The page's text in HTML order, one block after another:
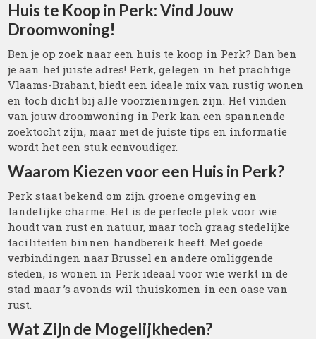
Huis te Koop in Perk: Vind Jouw
Droomwoning!
Ben je op zoek naar een huis te koop in Perk? Dan ben
je aan het juiste adres! Perk, gelegen in het prachtige
Vlaams-Brabant, biedt een ideale mix van rustig wonen
en toch dicht bij alle voorzieningen zijn. Het vinden
van jouw droomwoning in Perk kan een spannende
zoektocht zijn, maar met de juiste tips en informatie
wordt het een stuk eenvoudiger.
Waarom Kiezen voor een Huis in Perk?
Perk staat bekend om zijn groene omgeving en
landelijke charme. Het is de perfecte plek voor wie
houdt van rust en natuur, maar toch graag stedelijke
faciliteiten binnen handbereik heeft. Met goede
verbindingen naar Brussel en andere omliggende
steden, is wonen in Perk ideaal voor wie werkt in de
stad maar ’s avonds wil thuiskomen in een oase van
rust.
Wat Zijn de Mogelijkheden?